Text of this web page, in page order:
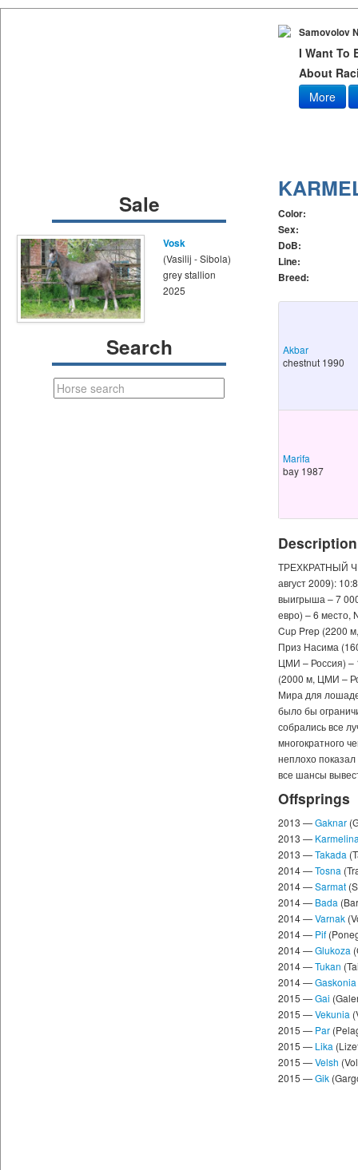
Samovolov
I Want To
About
More
Sale
Vosk
(Vasilij - Sibola)
grey stallion
2025
Search
Color:
Sex:
DoB:
Line:
Breed:
Akbar
chestnut 1990
Marifa
bay 1987
Description
ТРЕХКРАТНЫЙ
август 2009):
выигрыша – 7
евро) – 6 место,
Cup Prep (2200
Приз Насима
ЦМИ – Россия) –
(2000 м, ЦМИ –
Мира для
было бы
собрались все
многократного
неплохо
все шансы
Offsprings
2013 —Gaknar
2013 —
2013 —Takada
2014 —Tosna
2014 —Sarmat
2014 — Bada
2014 —Varnak
2014 — Pif
2014 —Glukoza
2014 —Tukan
2014 —Gaskonia
2015 —Gai
2015 —Vekunia
2015 — Par
2015 — Lika
2015 —Velsh
2015 —Gik